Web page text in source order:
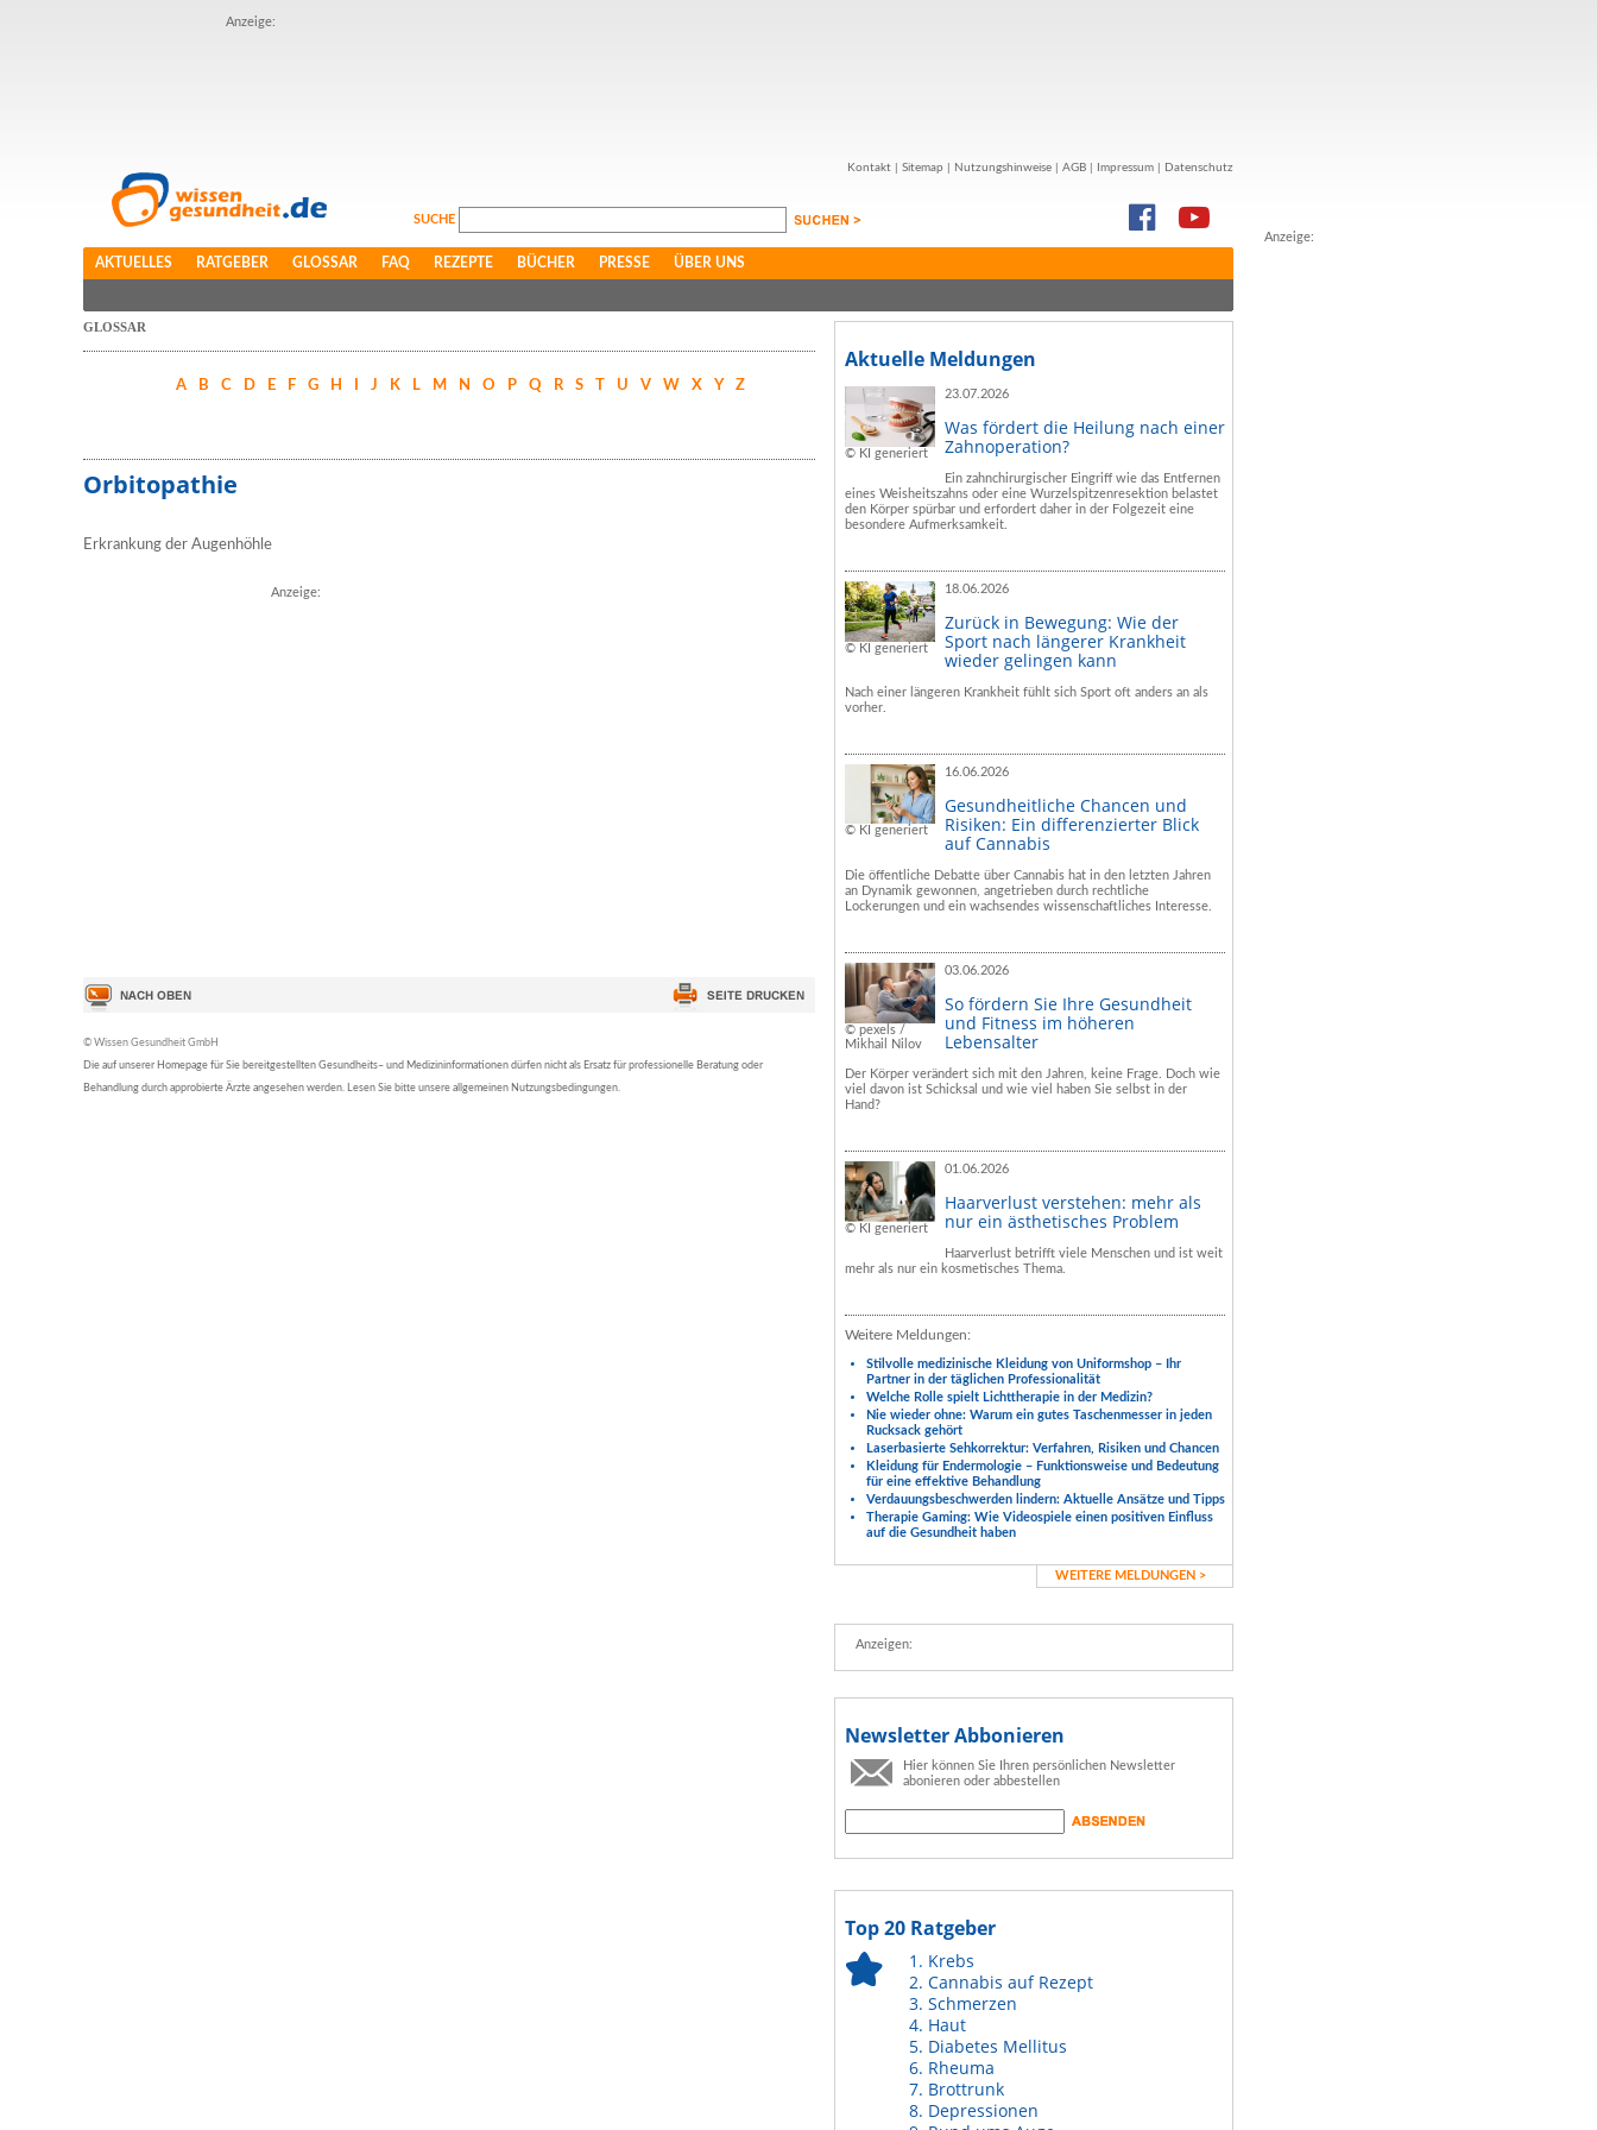
Anzeige:
Anzeige:
Kontakt Sitemap Nutzungshinweise AGB Impressum Datenschutz
SUCHE
AKTUELLES RATGEBER GLOSSAR FAQ REZEPTE BÜCHER PRESSE ÜBER UNS
GLOSSAR
A B C D E F G H J K L M N O P Q R S T U V W X Y Z
Orbitopathie
Erkrankung der Augenhöhle
Anzeige:
© Wissen Gesundheit GmbH
Die auf unserer Homepage für Sie bereitgestellten Gesundheits– und Medizininformationen dürfen nicht als Ersatz für professionelle Beratung oder
Behandlung durch approbierte Ärzte angesehen werden. Lesen Sie bitte unsere allgemeinen Nutzungsbedingungen.
Aktuelle Meldungen
© KI generiert
23.07.2026
Was fördert die Heilung nach einer
Zahnoperation?
Ein zahnchirurgischer Eingriff wie das Entfernen
eines Weisheitszahns oder eine Wurzelspitzenresektion belastet
den Körper spürbar und erfordert daher in der Folgezeit eine
besondere Aufmerksamkeit.
© KI generiert
18.06.2026
Zurück in Bewegung: Wie der
Sport nach längerer Krankheit
wieder gelingen kann
Nach einer längeren Krankheit fühlt sich Sport oft anders an als
vorher.
© KI generiert
16.06.2026
Gesundheitliche Chancen und
Risiken: Ein differenzierter Blick
auf Cannabis
Die öffentliche Debatte über Cannabis hat in den letzten Jahren
an Dynamik gewonnen, angetrieben durch rechtliche
Lockerungen und ein wachsendes wissenschaftliches Interesse.
© pexels /
Mikhail Nilov
03.06.2026
So fördern Sie Ihre Gesundheit
und Fitness im höheren
Lebensalter
Der Körper verändert sich mit den Jahren, keine Frage. Doch wie
viel davon ist Schicksal und wie viel haben Sie selbst in der
Hand?
© KI generiert
01.06.2026
Haarverlust verstehen: mehr als
nur ein ästhetisches Problem
Haarverlust betrifft viele Menschen und ist weit
mehr als nur ein kosmetisches Thema.
Weitere Meldungen:
Stilvolle medizinische Kleidung von Uniformshop – Ihr
Partner in der täglichen Professionalität
Welche Rolle spielt Lichttherapie in der Medizin?
Nie wieder ohne: Warum ein gutes Taschenmesser in jeden
Rucksack gehört
Laserbasierte Sehkorrektur: Verfahren, Risiken und Chancen
Kleidung für Endermologie – Funktionsweise und Bedeutung
für eine effektive Behandlung
Verdauungsbeschwerden lindern: Aktuelle Ansätze und Tipps
Therapie Gaming: Wie Videospiele einen positiven Einfluss
auf die Gesundheit haben
WEITERE MELDUNGEN >
Anzeigen:
Newsletter Abbonieren
Hier können Sie Ihren persönlichen Newsletter
abonieren oder abbestellen
Top 20 Ratgeber
Krebs
Cannabis auf Rezept
Schmerzen
Haut
Diabetes Mellitus
Rheuma
Brottrunk
Depressionen